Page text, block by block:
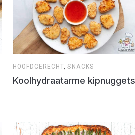
HOOFDGERECHT, SNACKS
Koolhydraatarme kipnuggets